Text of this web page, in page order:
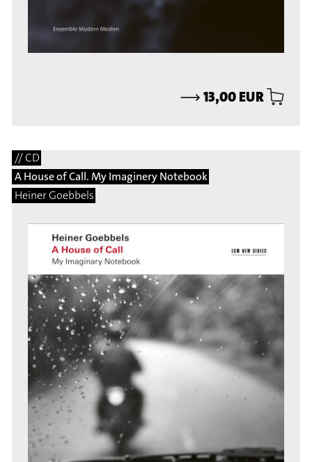
⟶13,00 EUR
// CD
A House of Call. My Imaginery Notebook
Heiner Goebbels